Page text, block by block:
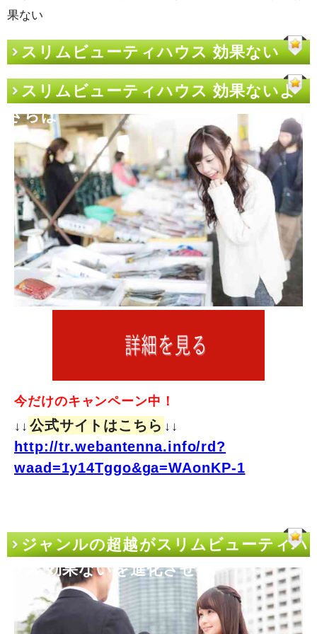
果ない
スリムビューティハウス 効果ない
スリムビューティハウス 効果ないよ
さらば
今だけのキャンペーン中！
↓↓ 公式サイトはこちら ↓↓
http://tr.webantenna.info/rd?
waad=1y14Tggo&ga=WAonKP-1
ジャンルの超越がスリムビューティハ
ウス 効果ないを進化させる